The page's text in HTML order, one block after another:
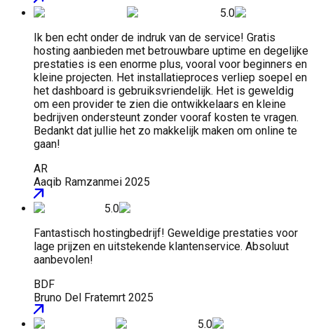
5.0
Ik ben echt onder de indruk van de service! Gratis
hosting aanbieden met betrouwbare uptime en degelijke
prestaties is een enorme plus, vooral voor beginners en
kleine projecten. Het installatieproces verliep soepel en
het dashboard is gebruiksvriendelijk. Het is geweldig
om een provider te zien die ontwikkelaars en kleine
bedrijven ondersteunt zonder vooraf kosten te vragen.
Bedankt dat jullie het zo makkelijk maken om online te
gaan!
AR
Aaqib Ramzanmei 2025
5.0
Fantastisch hostingbedrijf! Geweldige prestaties voor
lage prijzen en uitstekende klantenservice. Absoluut
aanbevolen!
BDF
Bruno Del Fratemrt 2025
5.0